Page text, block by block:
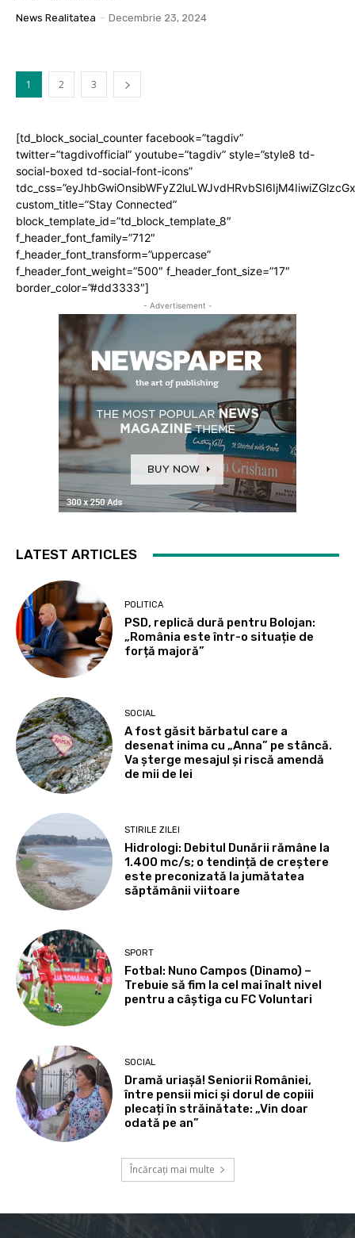
News Realitatea - Decembrie 23, 2024
1 2 3
[td_block_social_counter facebook=”tagdiv”
twitter=”tagdivofficial” youtube=”tagdiv” style=”style8 td-
social-boxed td-social-font-icons”
custom_title=”Stay Connected”
block_template_id=”td_block_template_8″
f_header_font_family=”712″
f_header_font_transform=”uppercase”
f_header_font_weight=”500″ f_header_font_size=”17″
border_color=”#dd3333″]
- Advertisement -
LATEST ARTICLES
POLITICA
PSD, replică dură pentru Bolojan:
„România este într-o situație de
forță majoră”
SOCIAL
A fost găsit bărbatul care a
desenat inima cu „Anna” pe stâncă.
Va șterge mesajul și riscă amendă
de mii de lei
STIRILE ZILEI
Hidrologi: Debitul Dunării rămâne la
1.400 mc/s; o tendință de creștere
este preconizată la jumătatea
săptămânii viitoare
SPORT
Fotbal: Nuno Campos (Dinamo) –
Trebuie să fim la cel mai înalt nivel
pentru a câștiga cu FC Voluntari
SOCIAL
Dramă uriașă! Seniorii României,
între pensii mici și dorul de copiii
plecați în străinătate: „Vin doar
odată pe an”
Încărcați mai multe